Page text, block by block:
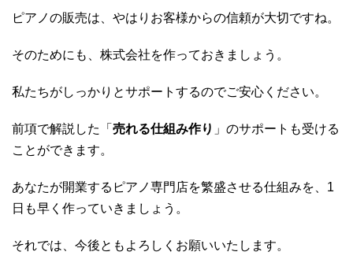
ピアノの販売は、やはりお客様からの信頼が大切ですね。
そのためにも、株式会社を作っておきましょう。
私たちがしっかりとサポートするのでご安心ください。
前項で解説した「 売れる仕組み作り 」のサポートも受ける
ことができます。
あなたが開業するピアノ専門店を繁盛させる仕組みを、1
日も早く作っていきましょう。
それでは、今後ともよろしくお願いいたします。